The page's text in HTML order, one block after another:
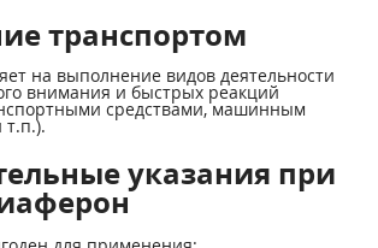
транспортом
на выполнение видов деятельности
внимания и быстрых реакций
средствами, машинным
указания при